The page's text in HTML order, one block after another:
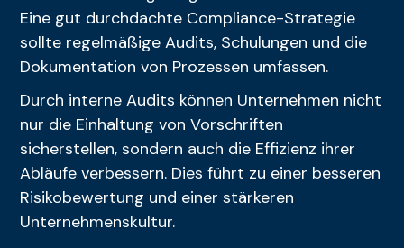
Eine gut durchdachte Compliance-Strategie
sollte regelmäßige Audits, Schulungen und die
Dokumentation von Prozessen umfassen.
Durch interne Audits können Unternehmen nicht
nur die Einhaltung von Vorschriften
sicherstellen, sondern auch die Effizienz ihrer
Abläufe verbessern. Dies führt zu einer besseren
Risikobewertung und einer stärkeren
Unternehmenskultur.